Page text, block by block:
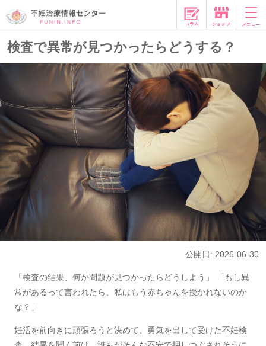
コラム
検査で異常が見つかったらどうする？
公開日: 2026-06-30
「検査の結果、何か問題が見つかったらどうしよう」 「もし異
常があるって言われたら、私はもう赤ちゃんを授かれないのか
な？」
妊活を前向きに頑張ろうと決めて、勇気を出して受けた不妊検